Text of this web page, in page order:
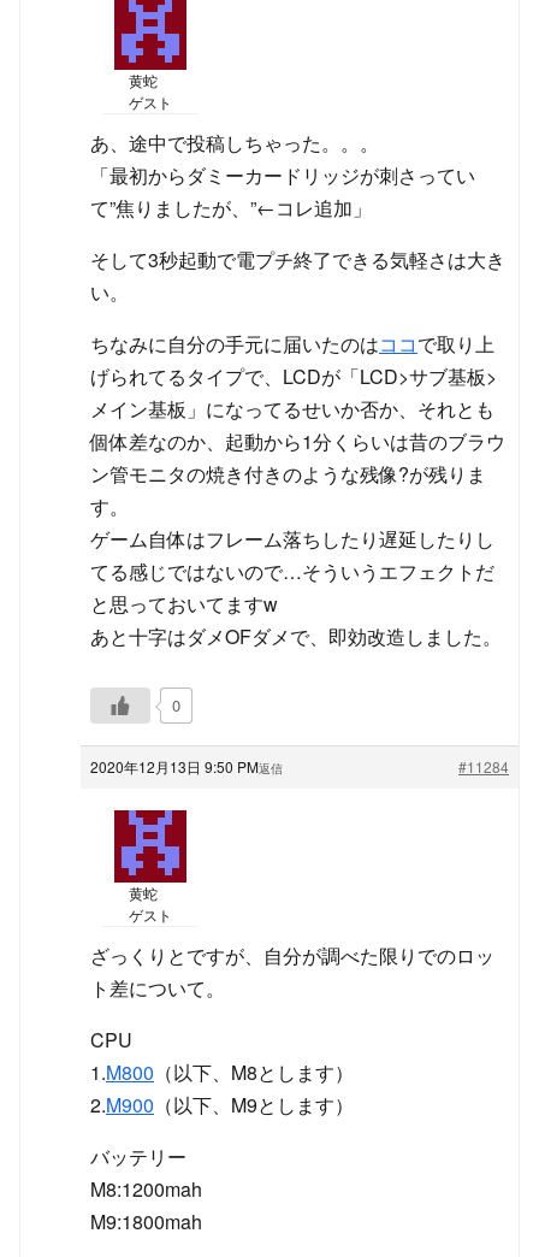
黄蛇
ゲスト
あ、途中で投稿しちゃった。。。
「最初からダミーカードリッジが刺さってい
て”焦りましたが、”←コレ追加」
そして3秒起動で電プチ終了できる気軽さは大き
い。
ちなみに自分の手元に届いたのはココで取り上
げられてるタイプで、LCDが「LCD>サブ基板>
メイン基板」になってるせいか否か、それとも
個体差なのか、起動から1分くらいは昔のブラウ
ン管モニタの焼き付きのような残像?が残りま
す。
ゲーム自体はフレーム落ちしたり遅延したりし
てる感じではないので…そういうエフェクトだ
と思っておいてますw
あと十字はダメOFダメで、即効改造しました。
0
2020年12月13日 9:50 PM #11284
返信
黄蛇
ゲスト
ざっくりとですが、自分が調べた限りでのロッ
ト差について。
CPU
1.M800 （以下、M8とします）
2.M900 （以下、M9とします）
バッテリー
M8:1200mah
M9:1800mah